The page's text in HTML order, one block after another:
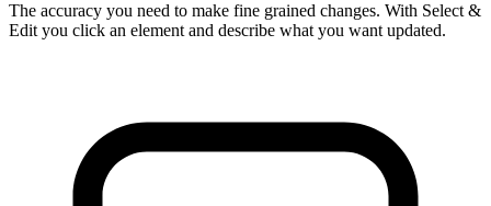
The accuracy you need to make fine grained changes. With Select &
Edit you click an element and describe what you want updated.